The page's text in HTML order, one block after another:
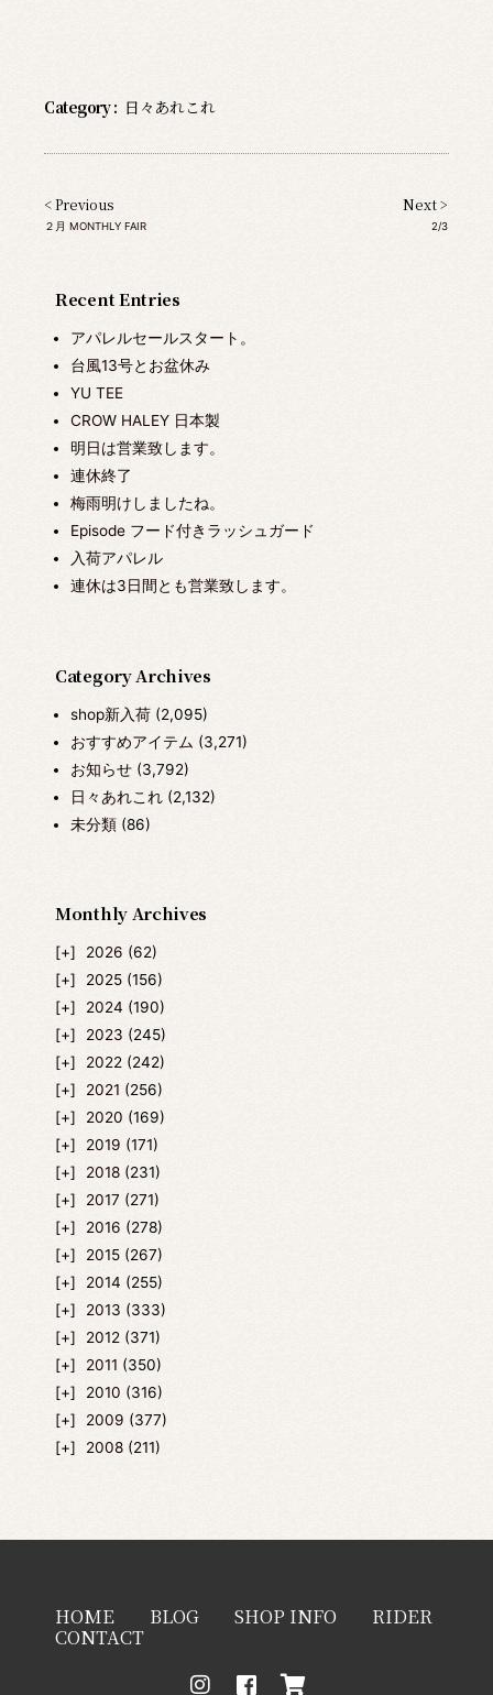
Recent Entries
アパレルセールスタート。
台風13号とお盆休み
YU TEE
CROW HALEY 日本製
明日は営業致します。
連休終了
梅雨明けしましたね。
Episode フード付きラッシュガード
入荷アパレル
連休は3日間とも営業致します。
Category Archives
shop新入荷(2,095)
おすすめアイテム (3,271)
お知らせ(3,792)
日々あれこれ(2,132)
未分類(86)
Monthly Archives
2026 (62)
2025 (156)
2024 (190)
2023 (245)
2022 (242)
2021 (256)
2020 (169)
2019 (171)
2018 (231)
2017 (271)
2016 (278)
2015 (267)
2014 (255)
2013 (333)
2012 (371)
2011 (350)
2010 (316)
2009 (377)
2008 (211)
Category : 日々あれこれ
< Previous
２月 MONTHLY FAIR
Next >
2/3
HOME BLOG SHOP INFO RIDER
CONTACT